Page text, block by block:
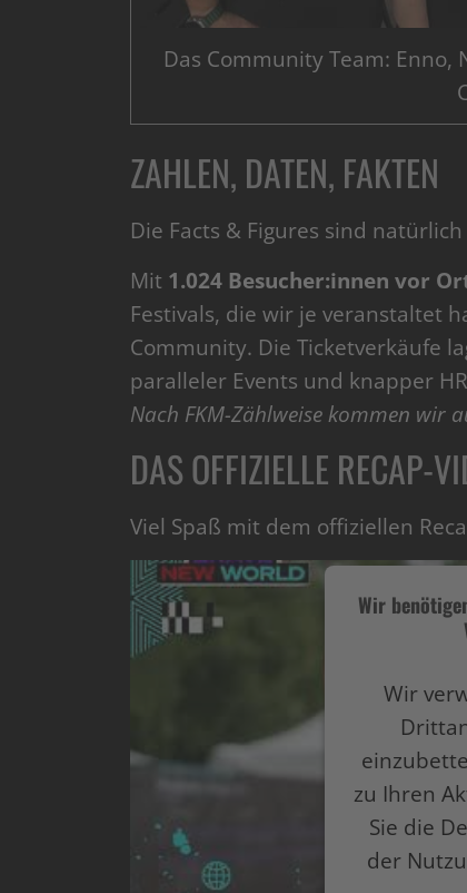
Das Community Team:
ZAHLEN, DATEN, FAKTEN
Die Facts & Figures sind
Mit 1.024 Besucher:innen vor
Festivals, die wir je veranstaltet
Community. Die Ticketverkäufe
paralleler Events und knapper
Nach FKM-Zählweise kommen wir
DAS OFFIZIELLE RECAP-
Viel Spaß mit dem offiziellen
Wir
Wir
zu Ihren
Sie die
der